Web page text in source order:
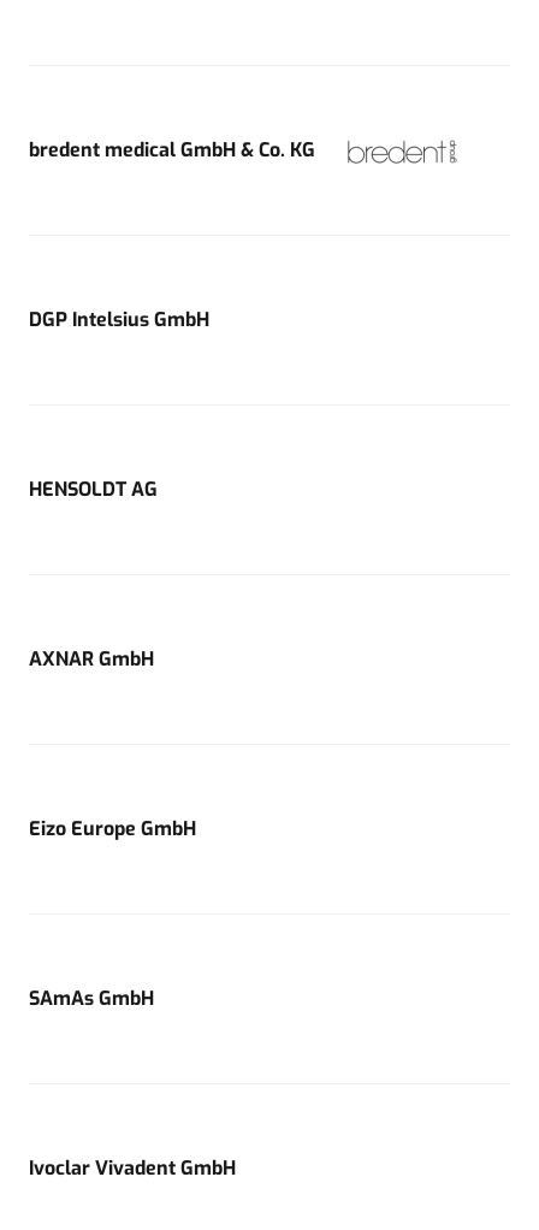
bredent medical GmbH & Co. KG
DGP Intelsius GmbH
HENSOLDT AG
AXNAR GmbH
Eizo Europe GmbH
SAmAs GmbH
Ivoclar Vivadent GmbH